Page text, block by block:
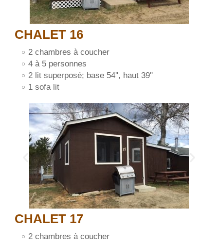
CHALET 16
2 chambres à coucher
4 à 5 personnes
2 lit superposé; base 54'', haut 39''
1 sofa lit
CHALET 17
2 chambres à coucher